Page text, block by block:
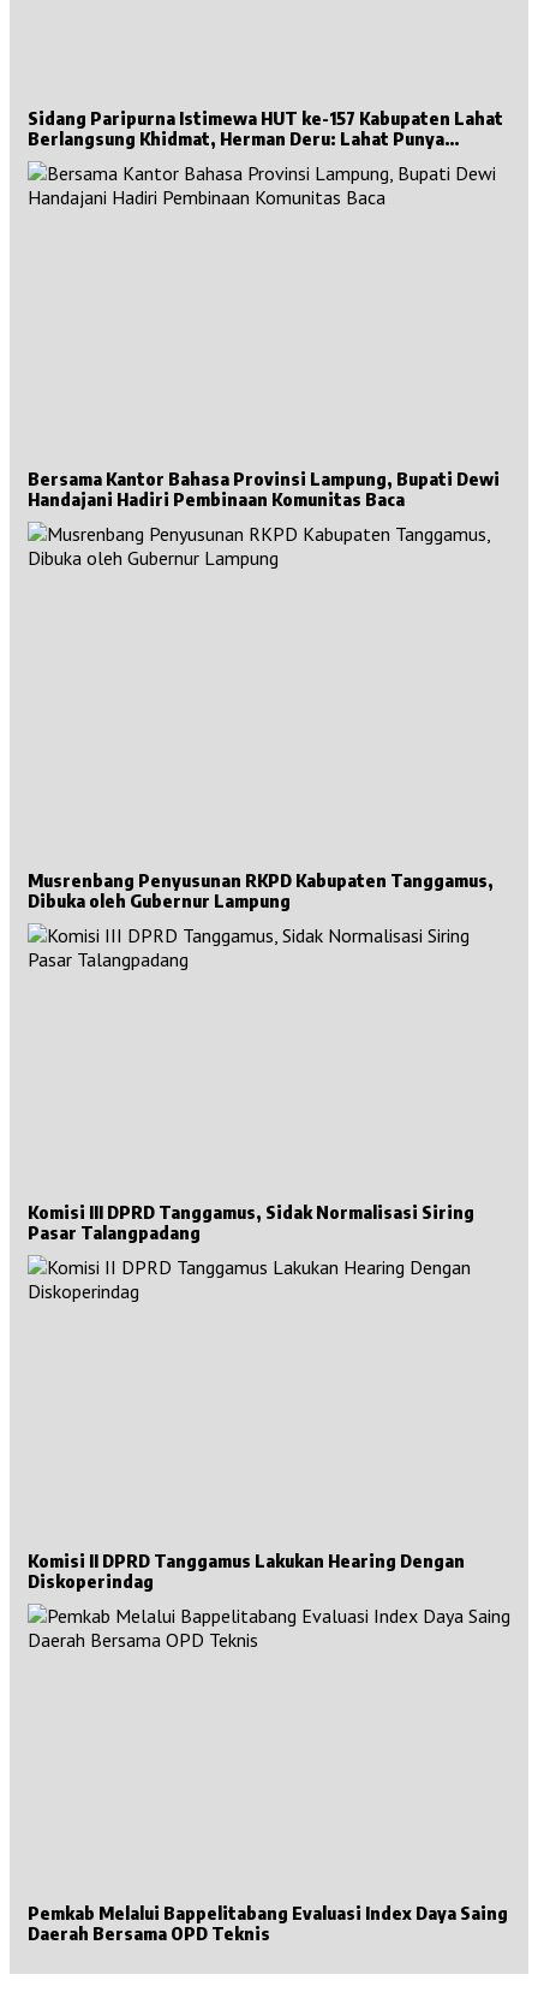
Sidang Paripurna Istimewa HUT ke-157 Kabupaten Lahat
Berlangsung Khidmat, Herman Deru: Lahat Punya
Sejarah Besar untuk Sumsel
Bersama Kantor Bahasa Provinsi Lampung, Bupati Dewi
Handajani Hadiri Pembinaan Komunitas Baca
Musrenbang Penyusunan RKPD Kabupaten Tanggamus,
Dibuka oleh Gubernur Lampung
Komisi III DPRD Tanggamus, Sidak Normalisasi Siring
Pasar Talangpadang
Komisi II DPRD Tanggamus Lakukan Hearing Dengan
Diskoperindag
Pemkab Melalui Bappelitabang Evaluasi Index Daya Saing
Daerah Bersama OPD Teknis